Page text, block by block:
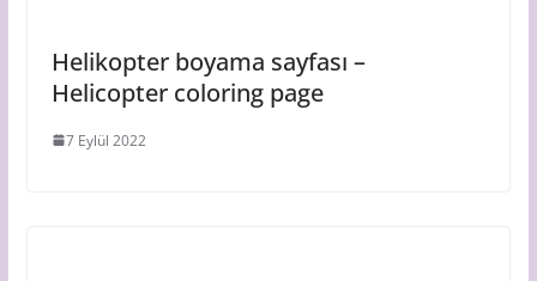
Helikopter boyama sayfası –
Helicopter coloring page
7 Eylül 2022